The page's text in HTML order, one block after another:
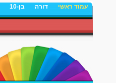
עמוד ראשי דורה בן-10